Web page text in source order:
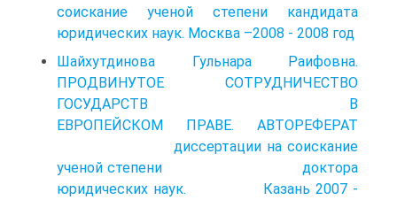
соискание ученой степени кандидата
юридических наук. Москва –2008 - 2008 год
Шайхутдинова Гульнара Раифовна.
ПРОДВИНУТОЕ СОТРУДНИЧЕСТВО
ГОСУДАРСТВ В
ЕВРОПЕЙСКОМ ПРАВЕ. АВТОРЕФЕРАТ
диссертации на соискание
ученой степени доктора
юридических наук. Казань 2007 -